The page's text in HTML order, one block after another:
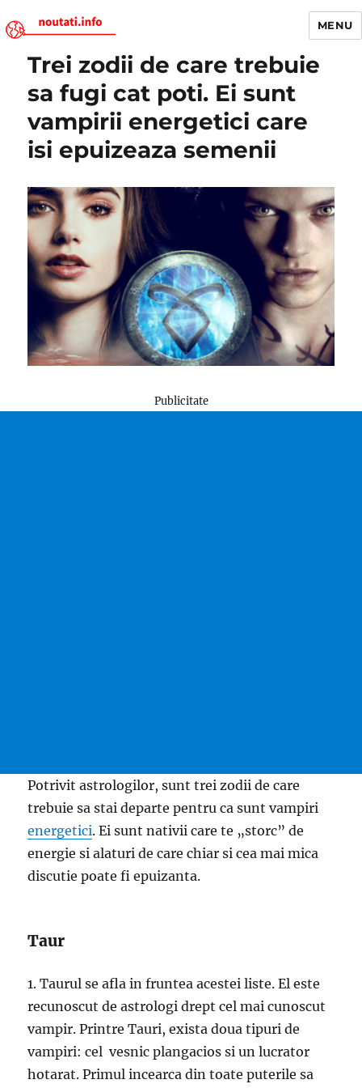
Noutati.Info
MENU
Trei zodii de care trebuie
sa fugi cat poti. Ei sunt
vampirii energetici care
isi epuizeaza semenii
Publicitate
Potrivit astrologilor, sunt trei zodii de care
trebuie sa stai departe pentru ca sunt vampiri
energetici. Ei sunt nativii care te „storc” de
energie si alaturi de care chiar si cea mai mica
discutie poate fi epuizanta.
Taur
1. Taurul se afla in fruntea acestei liste. El este
recunoscut de astrologi drept cel mai cunoscut
vampir. Printre Tauri, exista doua tipuri de
vampiri: cel vesnic plangacios si un lucrator
hotarat. Primul incearca din toate puterile sa